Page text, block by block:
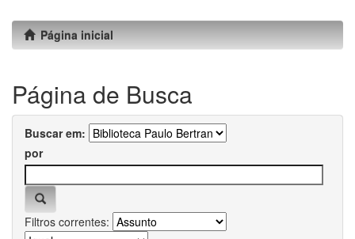
Página inicial
Página de Busca
Buscar em:
por
Filtros correntes: